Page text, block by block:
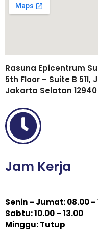
Rasuna Epicentrum
5th Floor – Suite B
Jakarta Selatan 12940
Jam Kerja
Senin – Jumat: 08.00 –
Sabtu: 10.00 – 13.00
Minggu: Tutup